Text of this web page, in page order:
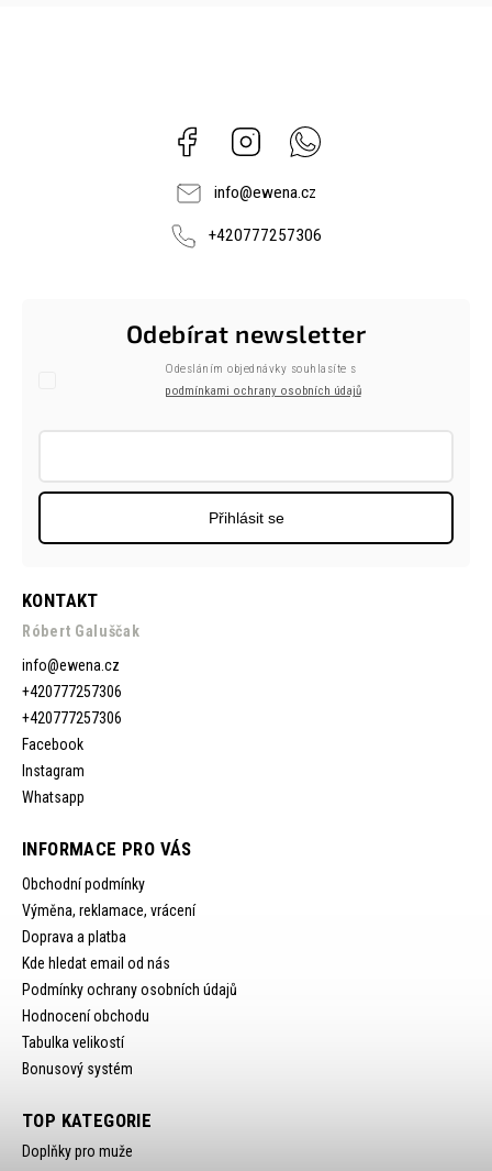
Facebook Instagram
info@ewena.cz
+420777257306
KONTAKT
Róbert Galuščak
info@ewena.cz
+420777257306
+420777257306
Facebook
Instagram
Whatsapp
INFORMACE PRO VÁS
Obchodní podmínky
Výměna, reklamace, vrácení
Doprava a platba
Kde hledat email od nás
Podmínky ochrany osobních údajů
Hodnocení obchodu
Tabulka velikostí
Bonusový systém
Odebírat newsletter
Odesláním objednávky souhlasíte s
podmínkami ochrany osobních údajů
Přihlásit se
TOP KATEGORIE
Doplňky pro muže